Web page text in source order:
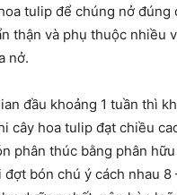
tulip để chúng nở đúng
thận và phụ thuộc nhiều
nở.
đầu khoảng 1 tuần thì
cây hoa tulip đạt chiều
phân thúc bằng phân
đợt bón chú ý cách nhau 8